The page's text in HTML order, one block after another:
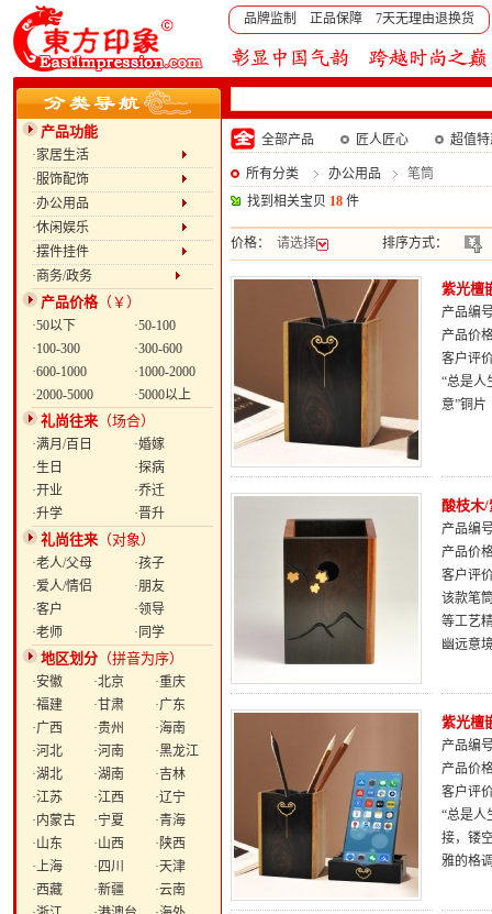
品牌监制 正品保障 7天无理由退换货
产品功能
·家居生活
·服饰配饰
·办公用品
·休闲娱乐
·摆件挂件
·商务/政务
产品价格（￥）
·50以下
·50-100
·100-300
·300-600
·600-1000
·1000-2000
·2000-5000
·5000以上
礼尚往来 （场合）
·满月/百日
·婚嫁
·生日
·探病
·开业
·乔迁
·升学
·晋升
礼尚往来 （对象）
·老人/父母
·孩子
·爱人/情侣
·朋友
·客户
·领导
·老师
·同学
地区划分 （拼音为序）
·安徽 ·北京
·重庆
·福建
·甘肃
·广东
·广西
·贵州
·海南
·河北
·河南
·黑龙江
·湖北
·湖南
·吉林
·江苏
·江西
·辽宁
·内蒙古
·宁夏
·青海
·山东
·山西
·陕西
·上海
·四川
·天津
·西藏
·新疆
·云南
全部产品 匠人匠心 超值
所有分类 办公用品
笔筒
找到相关宝贝 18 件
价格： 请选择 排序方式：
紫光檀
产品编
产品价
客户评
“总是人
意”铜
酸枝木/
产品编
产品价
客户评
该款笔
等工艺
幽远意
紫光檀
产品编
产品价
客户评
“总是人
接，镂
雅的格